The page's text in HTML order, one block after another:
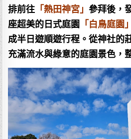
排前往 「熱田神宮」參拜後，
座超美的日式庭園
「白鳥庭園」
成半日遊順遊行程。從神社的
充滿流水與綠意的庭園景色，